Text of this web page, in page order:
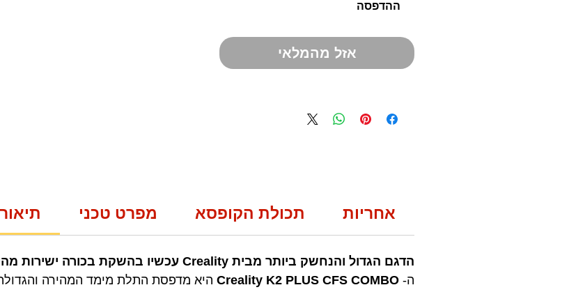
ההדפסה
אזל מהמלאי
מפרט טכני תכולת הקופסא אחריות
הדגם הגדול והנחשק ביותר מבית Creality עכשיו בהשקת בכורה ישירות מהיבואנית הרשמית בישראל!
ה- Creality K2 PLUS CFS COMBO היא מדפסת התלת מימד המהירה